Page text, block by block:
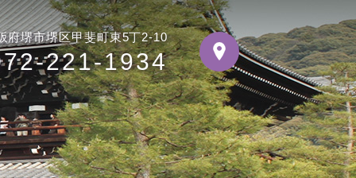
府堺市堺区甲斐町東5丁2-10
221-1934